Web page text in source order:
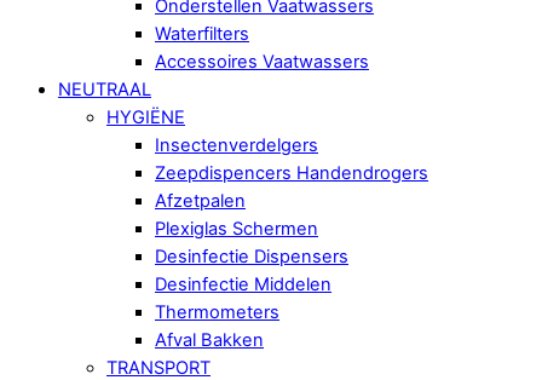
Onderstellen Vaatwassers
Waterfilters
Accessoires Vaatwassers
NEUTRAAL
HYGIËNE
Insectenverdelgers
Zeepdispencers Handendrogers
Afzetpalen
Plexiglas Schermen
Desinfectie Dispensers
Desinfectie Middelen
Thermometers
Afval Bakken
TRANSPORT